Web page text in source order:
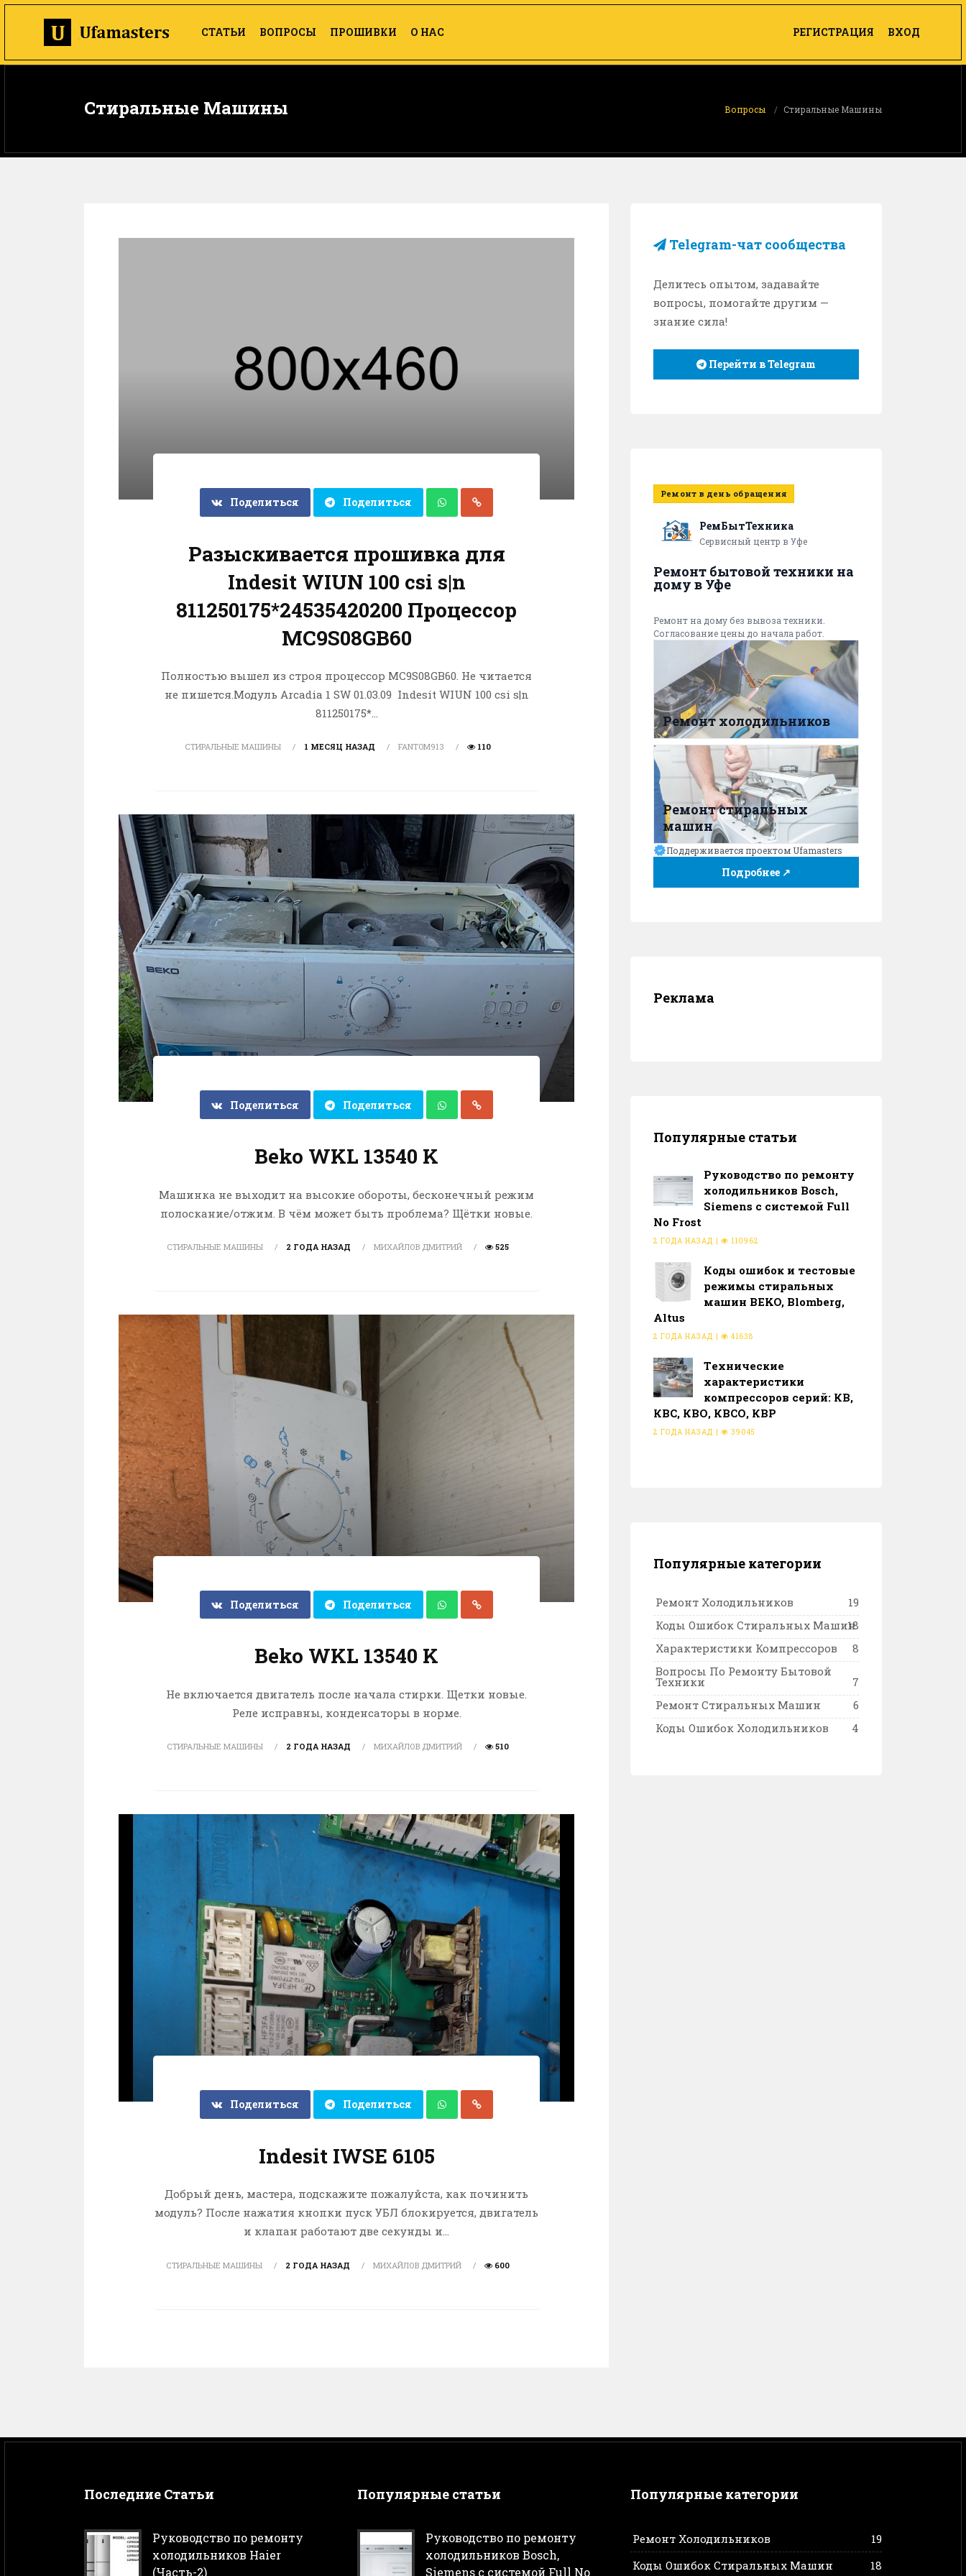
СТАТЬИ ВОПРОСЫ ПРОШИВКИ О НАС РЕГИСТРАЦИЯ ВХОД
Стиральные Машины Вопросы Стиральные Машины
Поделиться Поделиться
Разыскивается прошивка для
Indesit WIUN 100 csi s|n
811250175*24535420200 Процессор
MC9S08GB60
Полностью вышел из строя процессор MC9S08GB60. Не читается
не пишется.Модуль Arcadia 1 SW 01.03.09 Indesit WIUN 100 csi s|n
811250175*...
СТИРАЛЬНЫЕ МАШИНЫ 1 МЕСЯЦ НАЗАД FANTOM913 110
Поделиться Поделиться
Beko WKL 13540 K
Машинка не выходит на высокие обороты, бесконечный режим
полоскание/отжим. В чём может быть проблема? Щётки новые.
СТИРАЛЬНЫЕ МАШИНЫ 2 ГОДА НАЗАД МИХАЙЛОВ ДМИТРИЙ 525
Поделиться Поделиться
Beko WKL 13540 K
Не включается двигатель после начала стирки. Щетки новые.
Реле исправны, конденсаторы в норме.
СТИРАЛЬНЫЕ МАШИНЫ 2 ГОДА НАЗАД МИХАЙЛОВ ДМИТРИЙ 510
Поделиться Поделиться
Indesit IWSE 6105
Добрый день, мастера, подскажите пожалуйста, как починить
модуль? После нажатия кнопки пуск УБЛ блокируется, двигатель
и клапан работают две секунды и...
СТИРАЛЬНЫЕ МАШИНЫ 2 ГОДА НАЗАД МИХАЙЛОВ ДМИТРИЙ 600
Telegram-чат сообщества
Делитесь опытом, задавайте
вопросы, помогайте другим —
знание сила!
Перейти в Telegram
Ремонт в день обращения
РемБытТехника
Сервисный центр в Уфе
Ремонт бытовой техники на
дому в Уфе
Ремонт на дому без вывоза техники.
Согласование цены до начала работ.
Ремонт холодильников
Ремонт стиральных
машин
Поддерживается проектом Ufamasters
Подробнее ↗
Реклама
Популярные статьи
Руководство по ремонту
холодильников Bosch,
Siemens с системой Full
No Frost
2 ГОДА НАЗАД | 110962
Коды ошибок и тестовые
режимы стиральных
машин BEKO, Blomberg,
Altus
2 ГОДА НАЗАД | 41638
Тeхнические
характеристики
компрессоров серий: КВ,
КВС, КВО, КВСО, КВР
2 ГОДА НАЗАД | 39045
Популярные категории
Ремонт Холодильников
19
Коды Ошибок Стиральных Машин
18
Характеристики Компрессоров
8
Вопросы По Ремонту Бытовой
Техники
7
Ремонт Стиральных Машин
6
Коды Ошибок Холодильников
4
Последние Статьи
Руководство по ремонту
холодильников Haier
(Часть-2)
Популярные статьи
Руководство по ремонту
холодильников Bosch,
Siemens с системой Full No
Популярные категории
Ремонт Холодильников
19
Коды Ошибок Стиральных Машин
18